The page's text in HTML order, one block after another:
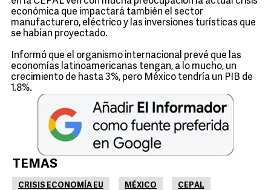
económica que impactará también el sector
manufacturero, eléctrico y las inversiones turísticas que
se habían proyectado.
Informó que el organismo internacional prevé que las
economías latinoamericanas tengan, a lo mucho, un
crecimiento de hasta 3%, pero México tendría un PIB de
1.8%.
TEMAS
CRISIS ECONOMÍA EU MÉXICO CEPAL